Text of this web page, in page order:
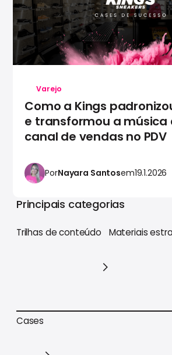
Varejo
Como a Kings
e transformou a música
canal de vendas no PDV
PorNayara Santosem19.1.2026
Principais categorias
Trilhas de conteúdo
Trilhas de conteúdo
Materiais
Cases